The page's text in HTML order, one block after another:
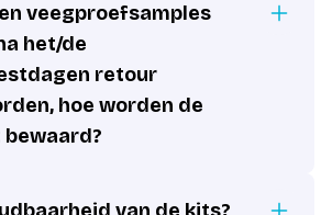
veegproefsamples
het/de
retour
hoe worden de